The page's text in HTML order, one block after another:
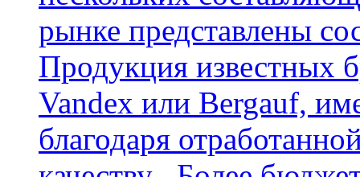
рынке представлены
Продукция известных
Vandex или Bergauf,
благодаря